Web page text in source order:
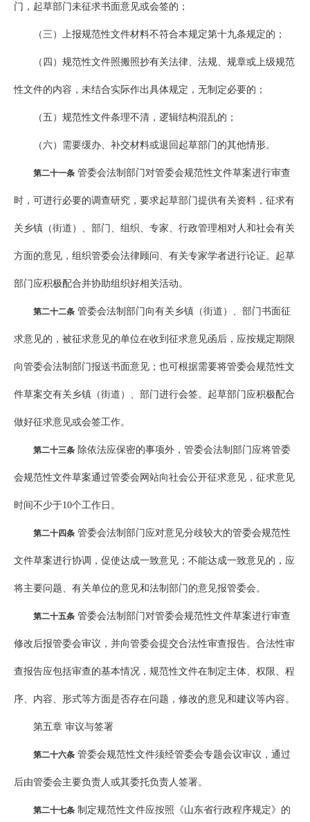
门，起草部门未征求书面意见或会签的；
（三）上报规范性文件材料不符合本规定第十九条规定的；
（四）规范性文件照搬照抄有关法律、法规、规章或上级规范
性文件的内容，未结合实际作出具体规定，无制定必要的；
（五）规范性文件条理不清，逻辑结构混乱的；
（六）需要缓办、补交材料或退回起草部门的其他情形。
第二十一条 管委会法制部门对管委会规范性文件草案进行审查
时，可进行必要的调查研究，要求起草部门提供有关资料，征求有
关乡镇（街道）、部门、组织、专家、行政管理相对人和社会有关
方面的意见，组织管委会法律顾问、有关专家学者进行论证。起草
部门应积极配合并协助组织好相关活动。
第二十二条 管委会法制部门向有关乡镇（街道）、部门书面征
求意见的，被征求意见的单位在收到征求意见函后，应按规定期限
向管委会法制部门报送书面意见；也可根据需要将管委会规范性文
件草案交有关乡镇（街道）、部门进行会签。起草部门应积极配合
做好征求意见或会签工作。
第二十三条 除依法应保密的事项外，管委会法制部门应将管委
会规范性文件草案通过管委会网站向社会公开征求意见，征求意见
时间不少于10个工作日。
第二十四条 管委会法制部门应对意见分歧较大的管委会规范性
文件草案进行协调，促使达成一致意见；不能达成一致意见的，应
将主要问题、有关单位的意见和法制部门的意见报管委会。
第二十五条 管委会法制部门对管委会规范性文件草案进行审查
修改后报管委会审议，并向管委会提交合法性审查报告。合法性审
查报告应包括审查的基本情况，规范性文件在制定主体、权限、程
序、内容、形式等方面是否存在问题，修改的意见和建议等内容。
第五章 审议与签署
第二十六条 管委会规范性文件须经管委会专题会议审议，通过
后由管委会主要负责人或其委托负责人签署。
第二十七条 制定规范性文件应按照《山东省行政程序规定》的